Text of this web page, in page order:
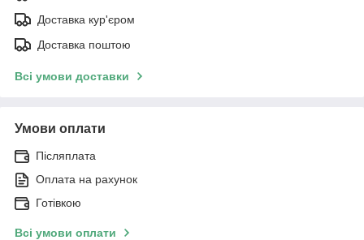
Доставка кур'єром
Доставка поштою
Всі умови доставки
Умови оплати
Післяплата
Оплата на рахунок
Готівкою
Всі умови оплати